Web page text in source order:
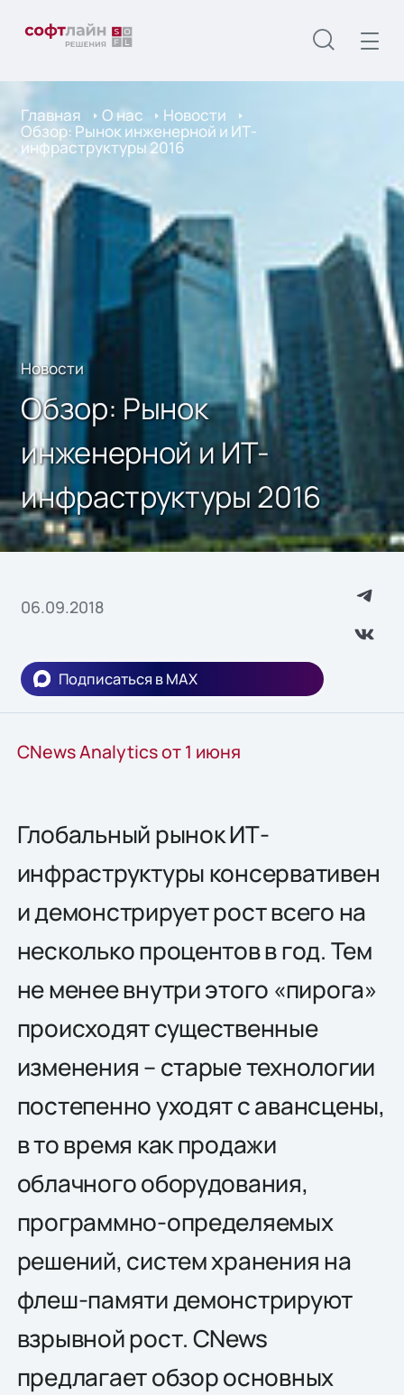
Главная О нас Новости
Обзор: Рынок инженерной и ИТ-
инфраструктуры 2016
Новости
Обзор: Рынок
инженерной и ИТ-
инфраструктуры 2016
06.09.2018
Подписаться в MAX
CNews Analytics от 1 июня
Глобальный рынок ИТ-
инфраструктуры консервативен
и демонстрирует рост всего на
несколько процентов в год. Тем
не менее внутри этого «пирога»
происходят существенные
изменения – старые технологии
постепенно уходят с авансцены,
в то время как продажи
облачного оборудования,
программно-определяемых
решений, систем хранения на
флеш-памяти демонстрируют
взрывной рост. CNews
предлагает обзор основных